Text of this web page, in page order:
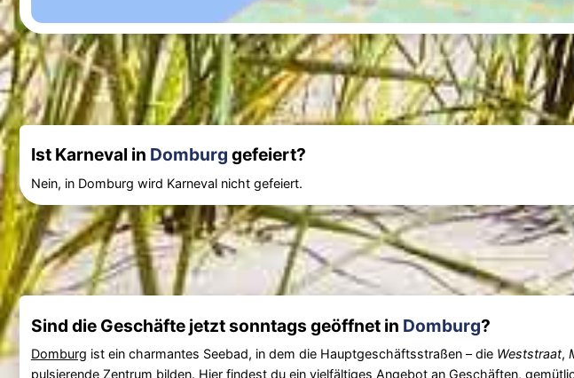
Ist Karneval in Domburg gefeiert?
Nein, in Domburg wird Karneval nicht gefeiert.
Sind die Geschäfte jetzt sonntags geöffnet in Domburg?
Domburg ist ein charmantes Seebad, in dem die Hauptgeschäftsstraßen – die Weststraat,
pulsierende Zentrum bilden. Hier findest du ein vielfältiges Angebot an Geschäften,